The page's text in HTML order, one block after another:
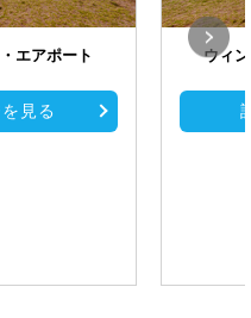
エアポート
見る
ウィ